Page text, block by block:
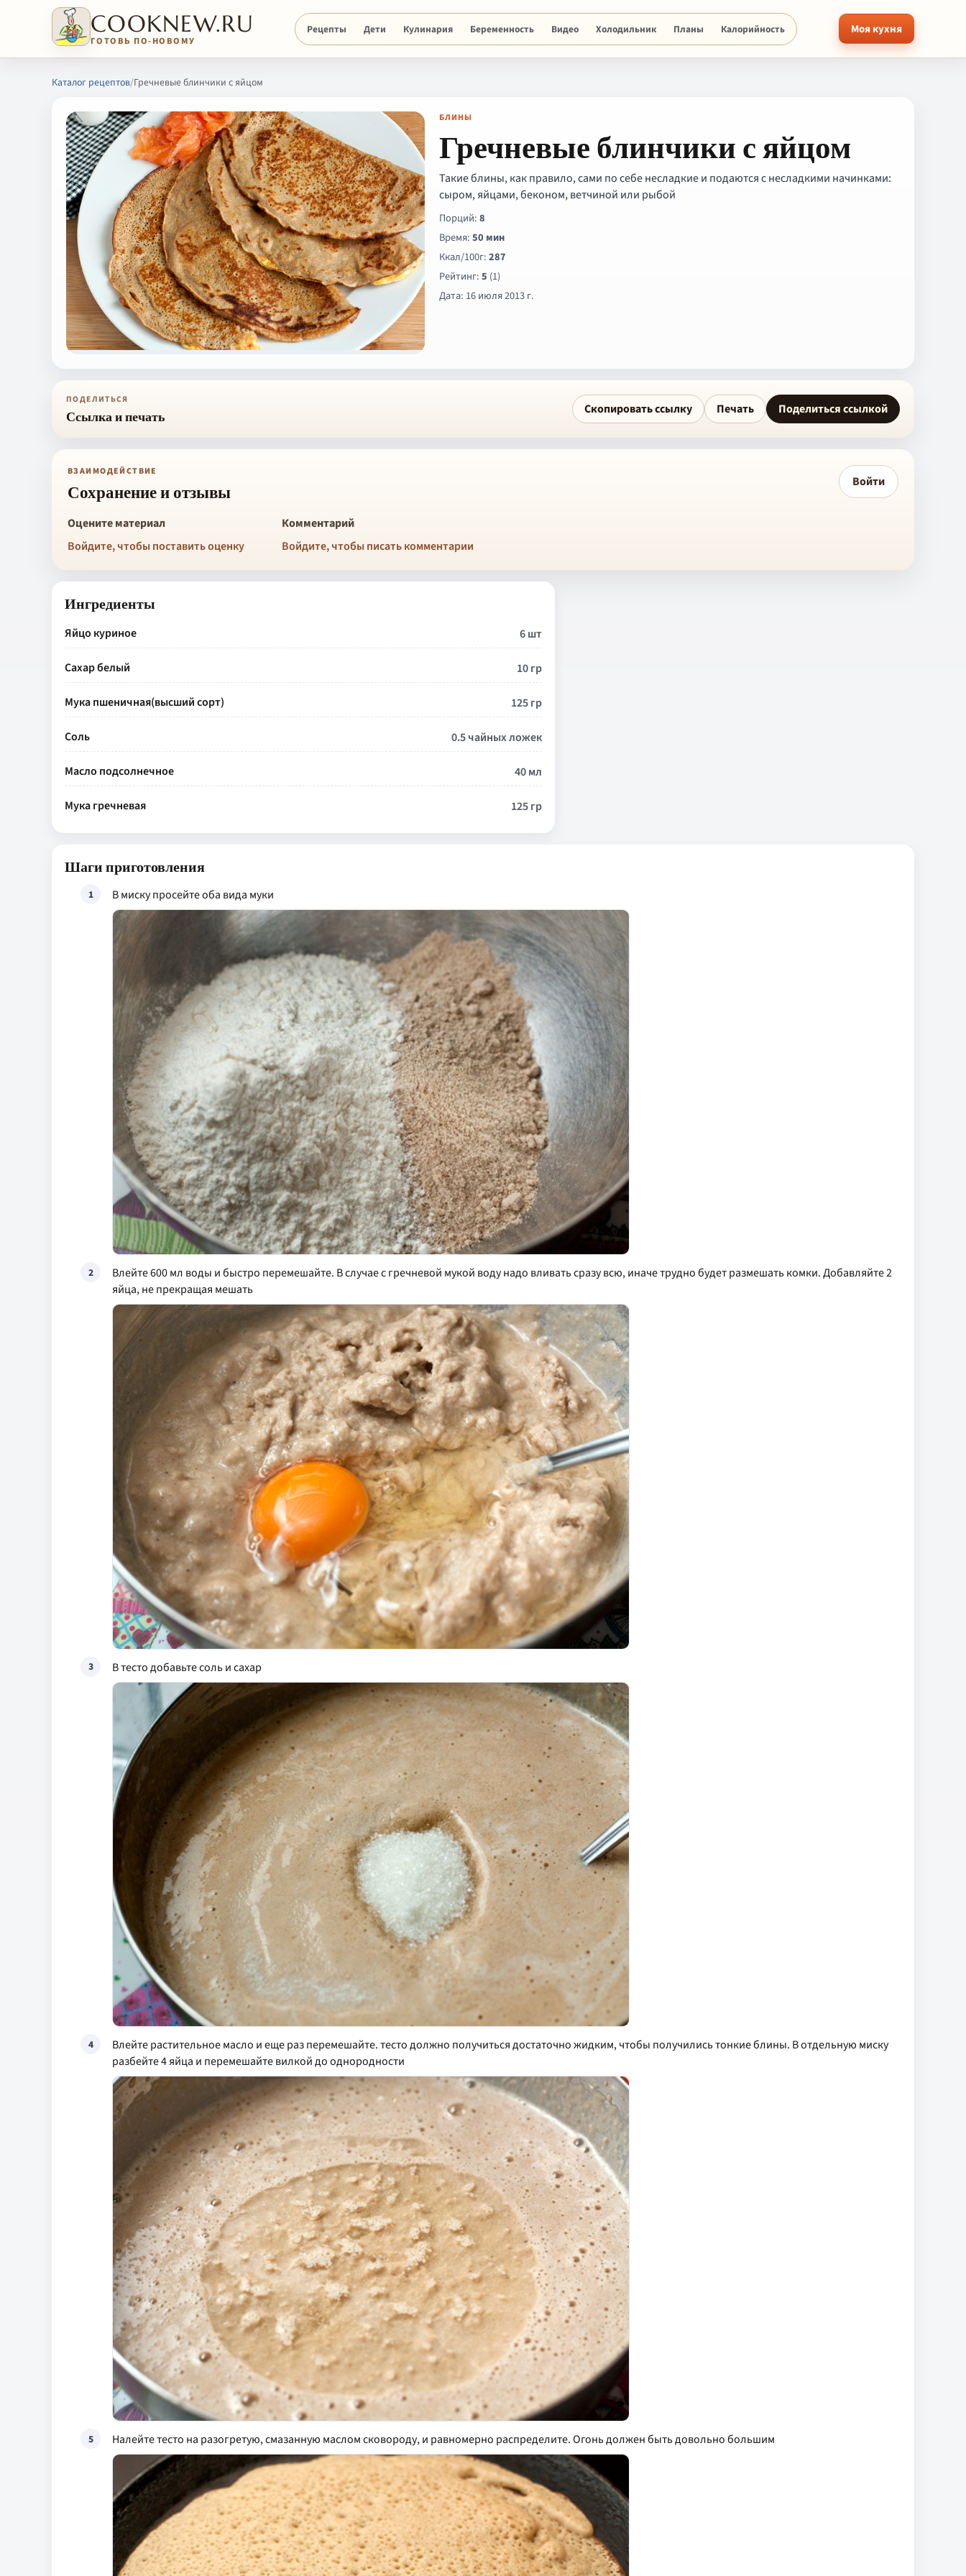
COOKNEW.RU
ГОТОВЬ ПО-НОВОМУ
Рецепты Дети Кулинария Беременность Видео Холодильник Планы Калорийность Моя кухня
Каталог рецептов/Гречневые блинчики с яйцом
БЛИНЫ
Гречневые блинчики с яйцом
Такие блины, как правило, сами по себе несладкие и подаются с несладкими начинками:
сыром, яйцами, беконом, ветчиной или рыбой
Порций:8
Время:50 мин
Ккал/100г:287
Рейтинг:5 (1)
Дата: 16 июля 2013 г.
ПОДЕЛИТЬСЯ
Ссылка и печать Скопировать ссылку Печать Поделиться ссылкой
ВЗАИМОДЕЙСТВИЕ
Сохранение и отзывы Войти
Оцените материал
Войдите, чтобы поставить оценку
Комментарий
Войдите, чтобы писать комментарии
Ингредиенты
Яйцо куриное 6 шт
Сахар белый 10 гр
Мука пшеничная(высший сорт) 125 гр
Соль 0.5 чайных ложек
Масло подсолнечное 40 мл
Мука гречневая 125 гр
Шаги приготовления
1 В миску просейте оба вида муки
2
Влейте 600 мл воды и быстро перемешайте. В случае с гречневой мукой воду надо вливать сразу всю, иначе трудно будет размешать комки. Добавляйте 2
яйца, не прекращая мешать
3 В тесто добавьте соль и сахар
4
Влейте растительное масло и еще раз перемешайте. тесто должно получиться достаточно жидким, чтобы получились тонкие блины. В отдельную миску
разбейте 4 яйца и перемешайте вилкой до однородности
5 Налейте тесто на разогретую, смазанную маслом сковороду, и равномерно распределите. Огонь должен быть довольно большим